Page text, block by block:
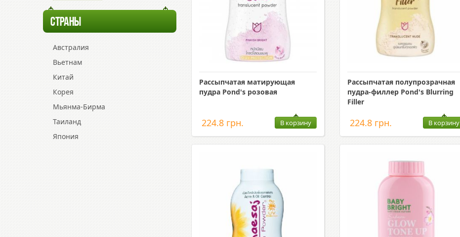
СТРАНЫ
Австралия
Вьетнам
Китай
Корея
Мьянма-Бирма
Таиланд
Япония
Рассыпчатая матирующая
пудра Pond's розовая
224.8 грн. В корзину
Рассыпчатая полупрозрачная
пудра-филлер Pond's Blurring
Filler
224.8 грн. В корзину